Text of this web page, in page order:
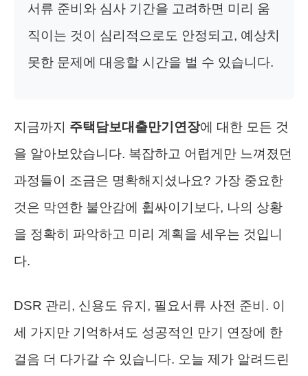
서류 준비와 심사 기간을 고려하면 미리 움
직이는 것이 심리적으로도 안정되고, 예상치
못한 문제에 대응할 시간을 벌 수 있습니다.
지금까지 주택담보대출만기연장에 대한 모든 것
을 알아보았습니다. 복잡하고 어렵게만 느껴졌던
과정들이 조금은 명확해지셨나요? 가장 중요한
것은 막연한 불안감에 휩싸이기보다, 나의 상황
을 정확히 파악하고 미리 계획을 세우는 것입니
다.
DSR 관리, 신용도 유지, 필요서류 사전 준비. 이
세 가지만 기억하셔도 성공적인 만기 연장에 한
걸음 더 다가갈 수 있습니다. 오늘 제가 알려드린